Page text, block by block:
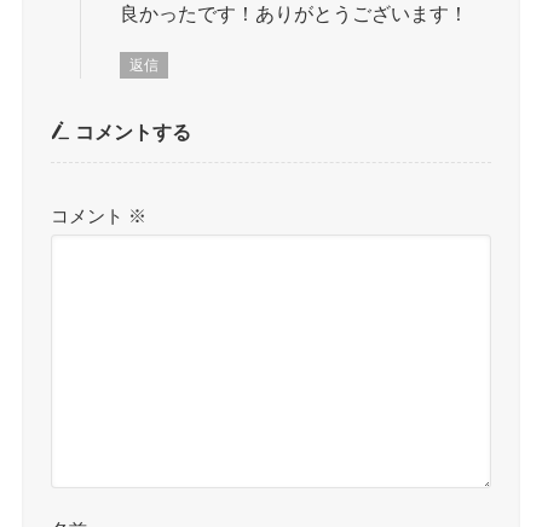
良かったです！ありがとうございます！
返信
コメントする
コメント ※